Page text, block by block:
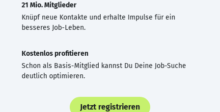
21 Mio. Mitglieder
Knüpf neue Kontakte und erhalte Impulse für ein
besseres Job-Leben.
Kostenlos profitieren
Schon als Basis-Mitglied kannst Du Deine Job-Suche
deutlich optimieren.
Jetzt registrieren